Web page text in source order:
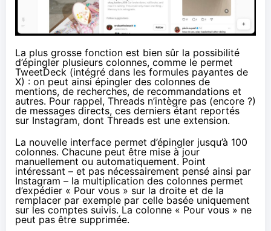
La plus grosse fonction est bien sûr la possibilité
d’épingler plusieurs colonnes, comme le permet
TweetDeck (intégré dans les formules payantes de
X) : on peut ainsi épingler des colonnes de
mentions, de recherches, de recommandations et
autres. Pour rappel, Threads n’intègre pas (encore ?)
de messages directs, ces derniers étant reportés
sur Instagram, dont Threads est une extension.
La nouvelle interface permet d’épingler jusqu’à 100
colonnes. Chacune peut être mise à jour
manuellement ou automatiquement. Point
intéressant – et pas nécessairement pensé ainsi par
Instagram – la multiplication des colonnes permet
d’expédier « Pour vous » sur la droite et de la
remplacer par exemple par celle basée uniquement
sur les comptes suivis. La colonne « Pour vous » ne
peut pas être supprimée.